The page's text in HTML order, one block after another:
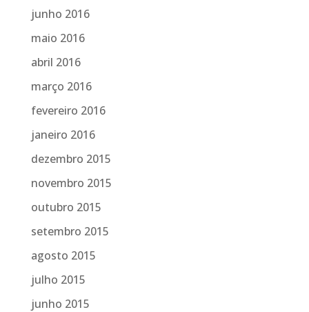
junho 2016
maio 2016
abril 2016
março 2016
fevereiro 2016
janeiro 2016
dezembro 2015
novembro 2015
outubro 2015
setembro 2015
agosto 2015
julho 2015
junho 2015